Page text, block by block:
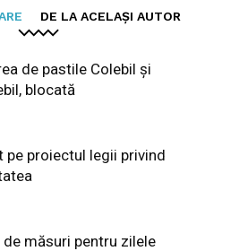
DE LA ACELAȘI AUTOR
de pastile Colebil și
blocată
pe proiectul legii privind
de măsuri pentru zilele